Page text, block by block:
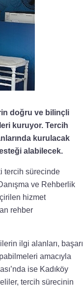
doğru ve bilinçli
kuruyor. Tercih
kurulacak
alabilecek.
tercih sürecinde
ve Rehberlik
hizmet
rehber
ilgi alanları, başarı
amacıyla
ise Kadıköy
tercih sürecinin